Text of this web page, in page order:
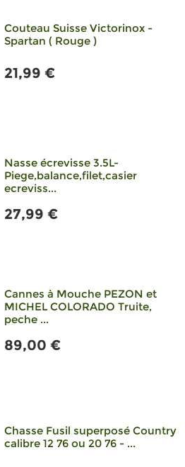
Couteau Suisse Victorinox -
Spartan ( Rouge )
21,99 €
Nasse écrevisse 3.5L-
Piege,balance,filet,casier
ecreviss...
27,99 €
Cannes à Mouche PEZON et
MICHEL COLORADO Truite,
peche ...
89,00 €
Chasse Fusil superposé Country
calibre 12 76 ou 20 76 - ...